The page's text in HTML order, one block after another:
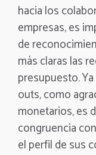
hacia los
empresas, es
de
más claras las
presupuesto.
outs, como
monetarios, es
congruencia
el perfil de sus